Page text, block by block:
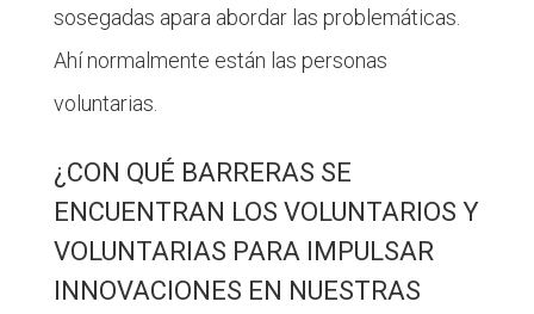
sosegadas apara abordar las problemáticas.
Ahí normalmente están las personas
voluntarias.
¿CON QUÉ BARRERAS SE
ENCUENTRAN LOS VOLUNTARIOS Y
VOLUNTARIAS PARA IMPULSAR
INNOVACIONES EN NUESTRAS